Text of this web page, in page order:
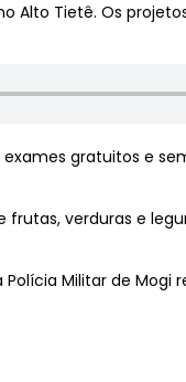
Alto Tietê. Os
gratuitos e
verduras e
Militar de